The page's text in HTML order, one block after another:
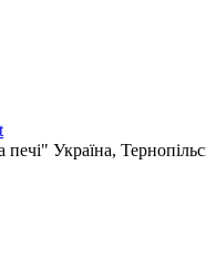
Україна,